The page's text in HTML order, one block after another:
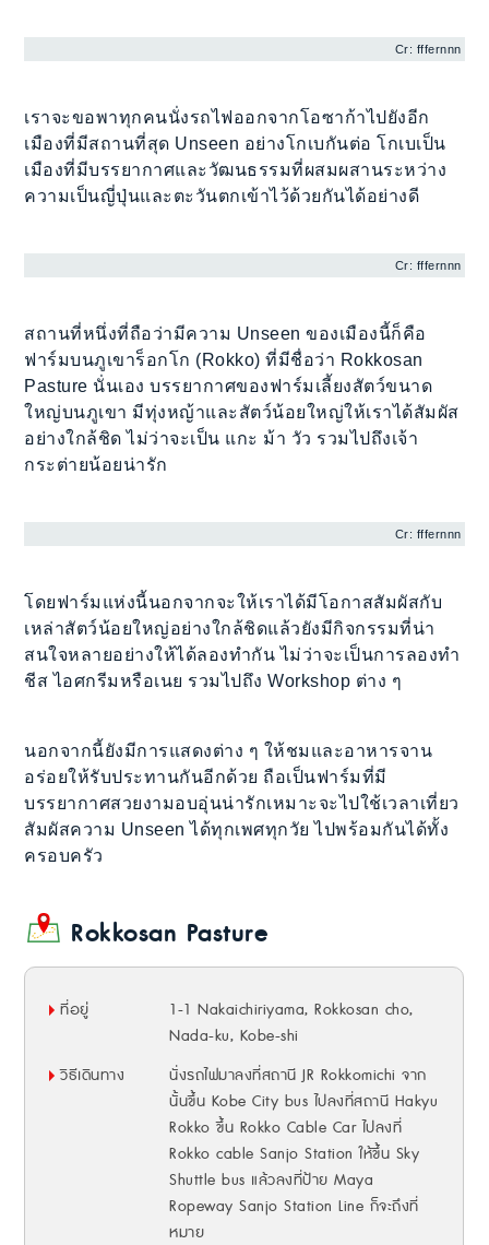
Cr: fffernnn
เราจะขอพาทุกคนนั่งรถไฟออกจากโอซาก้าไปยังอีก
เมืองที่มีสถานที่สุด Unseen อย่างโกเบกันต่อ โกเบเป็น
เมืองที่มีบรรยากาศและวัฒนธรรมที่ผสมผสานระหว่าง
ความเป็นญี่ปุ่นและตะวันตกเข้าไว้ด้วยกันได้อย่างดี
Cr: fffernnn
สถานที่หนึ่งที่ถือว่ามีความ Unseen ของเมืองนี้ก็คือ
ฟาร์มบนภูเขาร็อกโก (Rokko) ที่มีชื่อว่า Rokkosan
Pasture นั่นเอง บรรยากาศของฟาร์มเลี้ยงสัตว์ขนาด
ใหญ่บนภูเขา มีทุ่งหญ้าและสัตว์น้อยใหญ่ให้เราได้สัมผัส
อย่างใกล้ชิด ไม่ว่าจะเป็น แกะ ม้า วัว รวมไปถึงเจ้า
กระต่ายน้อยน่ารัก
Cr: fffernnn
โดยฟาร์มแห่งนี้นอกจากจะให้เราได้มีโอกาสสัมผัสกับ
เหล่าสัตว์น้อยใหญ่อย่างใกล้ชิดแล้วยังมีกิจกรรมที่น่า
สนใจหลายอย่างให้ได้ลองทำกัน ไม่ว่าจะเป็นการลองทำ
ชีส ไอศกรีมหรือเนย รวมไปถึง Workshop ต่าง ๆ
นอกจากนี้ยังมีการแสดงต่าง ๆ ให้ชมและอาหารจาน
อร่อยให้รับประทานกันอีกด้วย ถือเป็นฟาร์มที่มี
บรรยากาศสวยงามอบอุ่นน่ารักเหมาะจะไปใช้เวลาเที่ยว
สัมผัสความ Unseen ได้ทุกเพศทุกวัย ไปพร้อมกันได้ทั้ง
ครอบครัว
Rokkosan Pasture
ที่อยู่
1-1 Nakaichiriyama, Rokkosan cho,
Nada-ku, Kobe-shi
วิธีเดินทาง
นั่งรถไฟมาลงที่สถานี JR Rokkomichi จาก
นั้นขึ้น Kobe City bus ไปลงที่สถานี Hakyu
Rokko ขึ้น Rokko Cable Car ไปลงที่
Rokko cable Sanjo Station ให้ขึ้น Sky
Shuttle bus แล้วลงที่ป้าย Maya
Ropeway Sanjo Station Line ก็จะถึงที่
หมาย